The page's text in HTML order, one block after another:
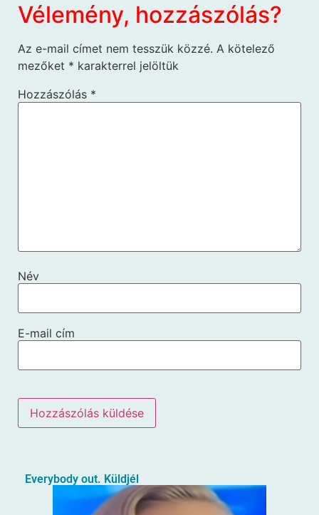
Vélemény, hozzászólás?
Az e-mail címet nem tesszük közzé. A kötelező
mezőket * karakterrel jelöltük
Hozzászólás *
Név
E-mail cím
Everybody out. Küldjél